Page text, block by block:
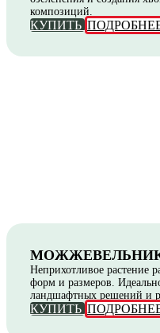
композиций.
КУПИТЬ
Неприхотливое растение
форм и размеров.
ландшафтных решений и
КУПИТЬ